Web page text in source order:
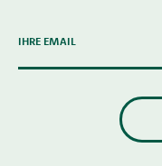
IHRE EMAIL